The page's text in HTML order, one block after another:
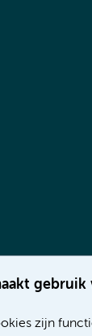
gebruik
zijn
websites: